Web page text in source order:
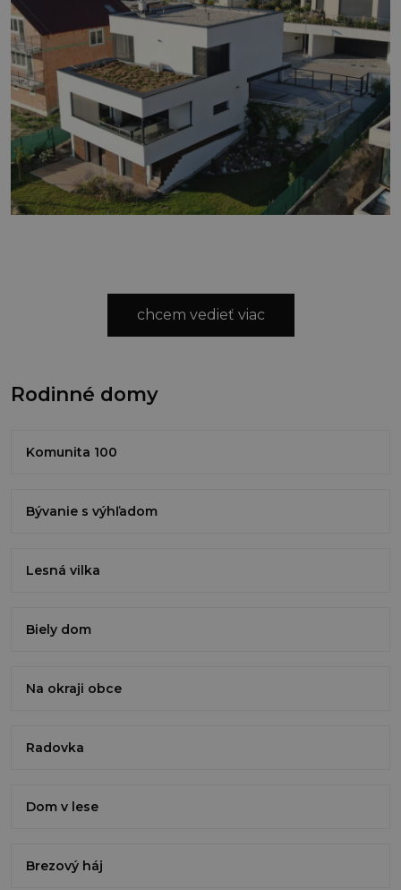
chcem vedieť viac
Rodinné domy
Komunita 100
Bývanie s výhľadom
Lesná vilka
Biely dom
Na okraji obce
Radovka
Dom v lese
Brezový háj